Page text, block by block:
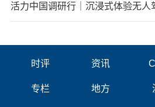
活力中国调研行｜沉浸式体验无人
时评 资讯
专栏 地方